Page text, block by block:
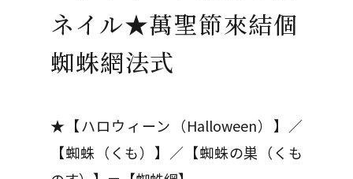
ネイル★萬聖節來結個
蜘蛛網法式
★【ハロウィーン（Halloween）】／
【蜘蛛（くも）】／【蜘蛛の巣（くも